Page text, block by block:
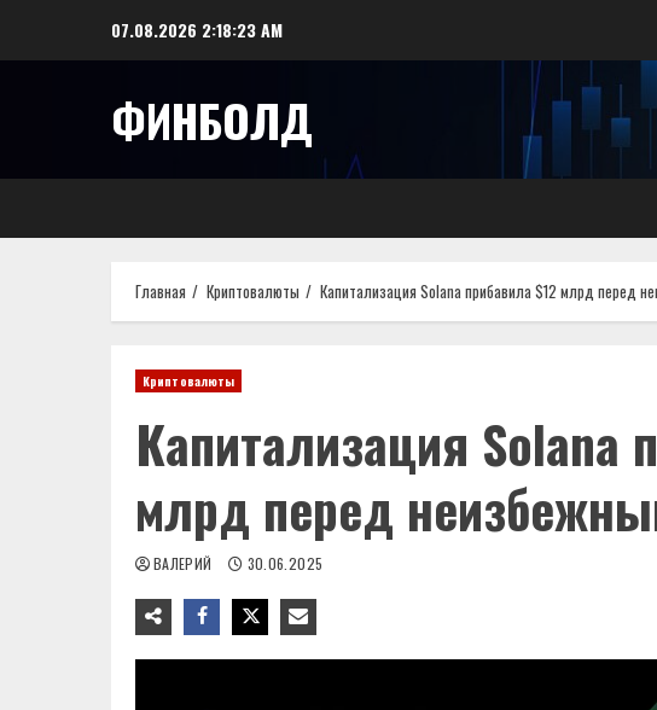
07.08.2026 2:18:23 AM
ФИНБОЛД
Главная Криптовалюты Капитализация Solana прибавила $12 млрд перед
Криптовалюты
Капитализация Solana
млрд перед
ВАЛЕРИЙ 30.06.2025